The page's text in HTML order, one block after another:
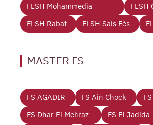
FLSH Mohammedia
FLSH
FLSH Rabat
FLSH Sais Fès
MASTER FS
FS AGADIR FS Ain Chock
FS Dhar El Mehraz
FS El Jadida